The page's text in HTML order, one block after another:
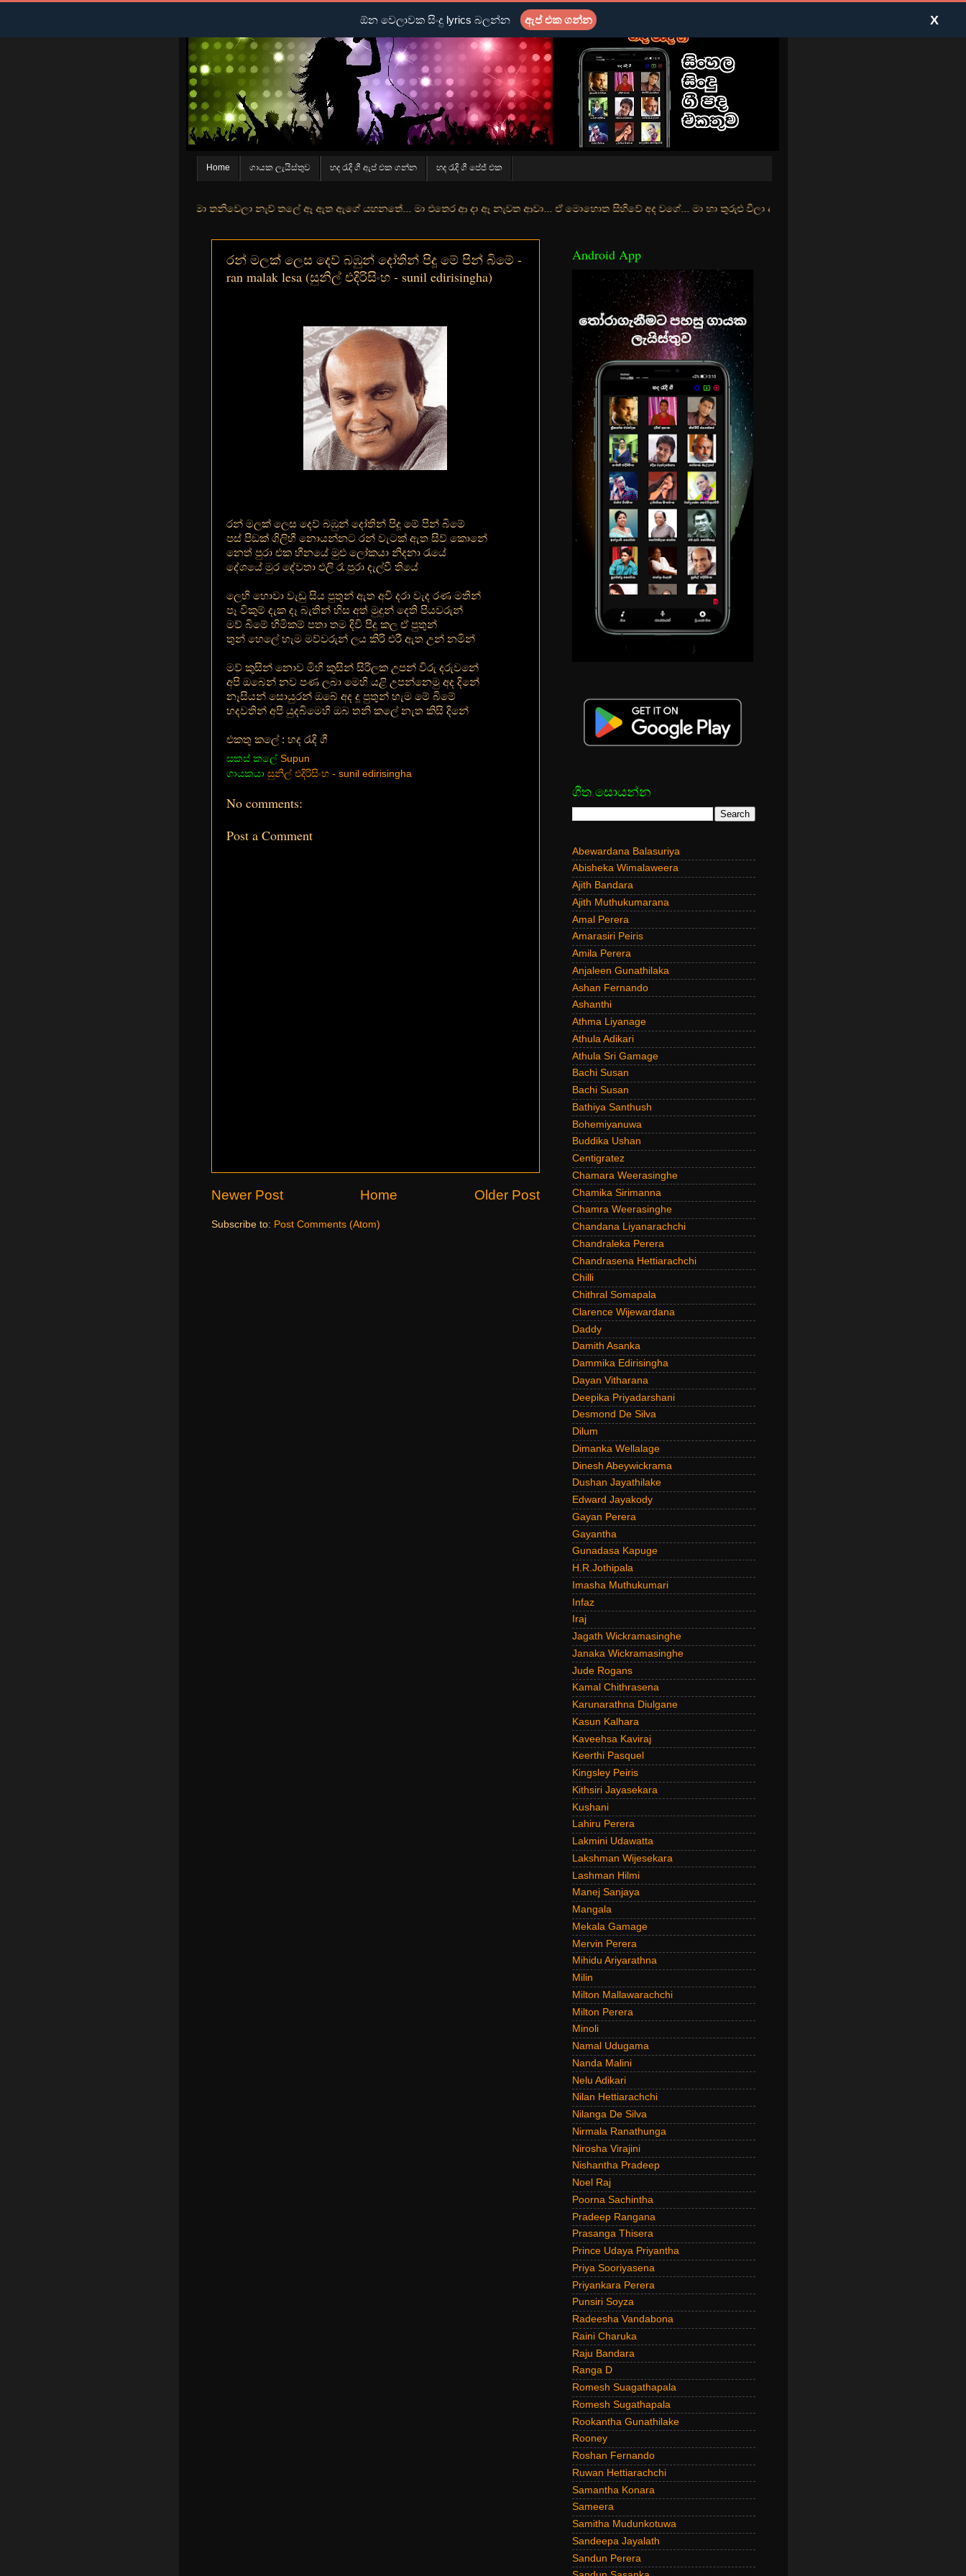
Home ගායක ලැයිස්තුව හද රැදි ගී ඇප් එක ගන්න හද රැදි ගී පේජ් එක
මුහුදු තීරේ ගල් මල් පිපුන යායේ මා තනිවෙලා නැව් තලේ ඈ ඇත ඇගේ යහනතේ... මා එතෙර ආ දා ඈ නැවත ආවා... ඒ මොහොත සිහිවේ අද වගේ... මා හා තුරුළු වීලා දෑසේ කදුළු බීලා රහසේ සුසුම් ලෑ හඩ ඇසේ... නිල්වන්
රන් මලක් ලෙස දෙව් බඹුන් දෝතින් පිදූ මේ පින් බිමේ -
ran malak lesa (සුනිල් එදිරිසිංහ - sunil edirisingha)
රන් මලක් ලෙස දෙව් බඹුන් දෝතින් පිදූ මේ පින් බිමේ
පස් පිඞක් ගිලිහී නොයන්නට රන් වැටක් ඇත සිව් කොනේ
නෙත් පුරා එක හීනයේ මුළු ලෝකයා නිදනා රැයේ
දේශයේ මුර දේවතා එලි රෑ පුරා දැල්වී තියේ
ලෙහි හොවා වැඩු සිය පුතුන් ඇත අවි දරා වැද රණ මතින්
පෑ විකුම් දැක දෑ බැතින් හිස අත් මුදුන් දෙති පියවරුන්
මව් බිමේ හිමිකම් පතා තම දිවි පිදූ කල ඒ පුතුන්
තුන් හෙලේ හැම මව්වරුන් ලය කිරි එරී ඇත උන් නමින්
මව් කුසින් නොව මිහි කුසින් සිරිලක උපන් විරු දරුවනේ
අපි ඔබෙන් නව පණ ලබා මෙහි යළි උපන්නෙමු අද දිනේ
නෑසියන් සොයුරන් ඔබේ අද දූ පුතුන් හැම මේ බිමේ
හදවතින් අපි යුදබිමෙහි ඔබ තනි කලේ නැත කිසි දිනේ
එකතු කලේ : හද රැදි ගී
සකස් කලේ Supun
ගායකයා සුනිල් එදිරිසිංහ - sunil edirisingha
No comments:
Post a Comment
Newer Post Older Post
Home
Subscribe to: Post Comments (Atom)
Android App
ගීත සොයන්න
Abewardana Balasuriya
Abisheka Wimalaweera
Ajith Bandara
Ajith Muthukumarana
Amal Perera
Amarasiri Peiris
Amila Perera
Anjaleen Gunathilaka
Ashan Fernando
Ashanthi
Athma Liyanage
Athula Adikari
Athula Sri Gamage
Bachi Susan
Bachi Susan
Bathiya Santhush
Bohemiyanuwa
Buddika Ushan
Centigratez
Chamara Weerasinghe
Chamika Sirimanna
Chamra Weerasinghe
Chandana Liyanarachchi
Chandraleka Perera
Chandrasena Hettiarachchi
Chilli
Chithral Somapala
Clarence Wijewardana
Daddy
Damith Asanka
Dammika Edirisingha
Dayan Vitharana
Deepika Priyadarshani
Desmond De Silva
Dilum
Dimanka Wellalage
Dinesh Abeywickrama
Dushan Jayathilake
Edward Jayakody
Gayan Perera
Gayantha
Gunadasa Kapuge
H.R.Jothipala
Imasha Muthukumari
Infaz
Iraj
Jagath Wickramasinghe
Janaka Wickramasinghe
Jude Rogans
Kamal Chithrasena
Karunarathna Diulgane
Kasun Kalhara
Kaveehsa Kaviraj
Keerthi Pasquel
Kingsley Peiris
Kithsiri Jayasekara
Kushani
Lahiru Perera
Lakmini Udawatta
Lakshman Wijesekara
Lashman Hilmi
Manej Sanjaya
Mangala
Mekala Gamage
Mervin Perera
Mihidu Ariyarathna
Milin
Milton Mallawarachchi
Milton Perera
Minoli
Namal Udugama
Nanda Malini
Nelu Adikari
Nilan Hettiarachchi
Nilanga De Silva
Nirmala Ranathunga
Nirosha Virajini
Nishantha Pradeep
Noel Raj
Poorna Sachintha
Pradeep Rangana
Prasanga Thisera
Prince Udaya Priyantha
Priya Sooriyasena
Priyankara Perera
Punsiri Soyza
Radeesha Vandabona
Raini Charuka
Raju Bandara
Ranga D
Romesh Suagathapala
Romesh Sugathapala
Rookantha Gunathilake
Rooney
Roshan Fernando
Ruwan Hettiarachchi
Samantha Konara
Sameera
Samitha Mudunkotuwa
Sandeepa Jayalath
Sandun Perera
ඕන වෙලාවක සිංදු lyrics බලන්න ඇප් එක ගන්න X